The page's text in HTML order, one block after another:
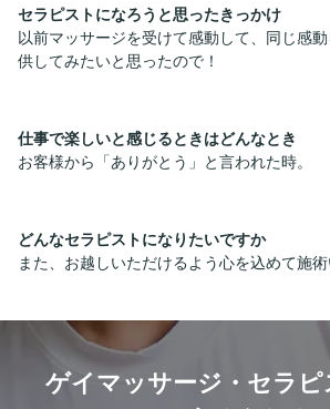
セラピストになろうと思ったきっかけ
以前マッサージを受けて感動して、同じ感
供してみたいと思ったので！
仕事で楽しいと感じるときはどんなとき
お客様から「ありがとう」と言われた時。
どんなセラピストになりたいですか
また、お越しいただけるよう心を込めて施術
ゲイマッサージ・セラピ